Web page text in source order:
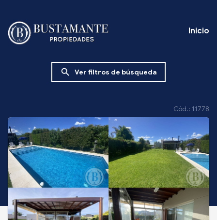
Inicio
search Ver filtros de búsqueda
Cód.: 11778